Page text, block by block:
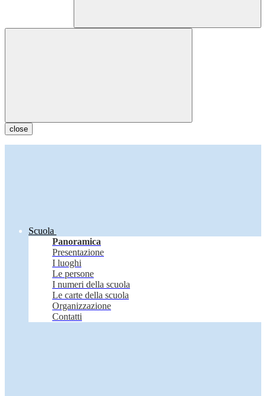
close
Scuola
Panoramica
Presentazione
I luoghi
Le persone
I numeri della scuola
Le carte della scuola
Organizzazione
Contatti